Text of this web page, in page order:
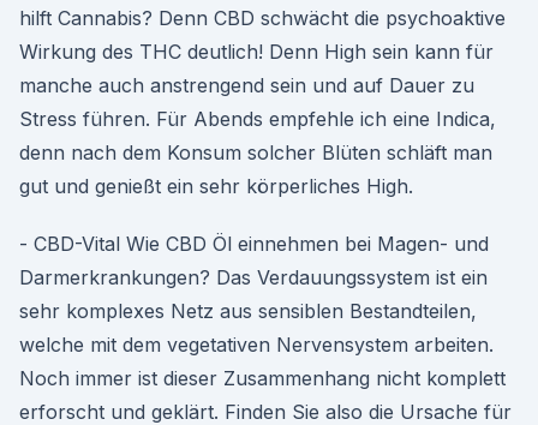
hilft Cannabis? Denn CBD schwächt die psychoaktive
Wirkung des THC deutlich! Denn High sein kann für
manche auch anstrengend sein und auf Dauer zu
Stress führen. Für Abends empfehle ich eine Indica,
denn nach dem Konsum solcher Blüten schläft man
gut und genießt ein sehr körperliches High.
- CBD-Vital Wie CBD Öl einnehmen bei Magen- und
Darmerkrankungen? Das Verdauungssystem ist ein
sehr komplexes Netz aus sensiblen Bestandteilen,
welche mit dem vegetativen Nervensystem arbeiten.
Noch immer ist dieser Zusammenhang nicht komplett
erforscht und geklärt. Finden Sie also die Ursache für